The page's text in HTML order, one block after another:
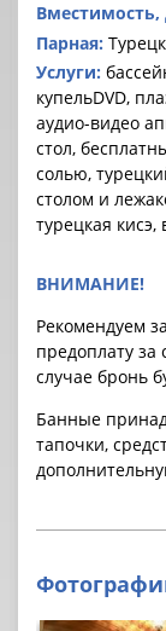
Вместимость,
Парная:
Услуги:
купельDVD,
аудио-видео
стол,
солью,
столом и
турецкая
ВНИМАНИЕ!
Рекомендуем
предоплату
случае бронь
Банные
тапочки,